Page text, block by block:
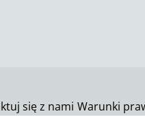
się z nami Warunki